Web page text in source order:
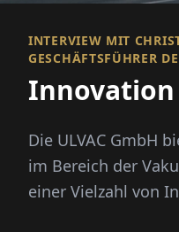
INTERVIEW MIT
GESCHÄFTSFÜHRER
Die ULVAC GmbH
im Bereich der
einer Vielzahl von